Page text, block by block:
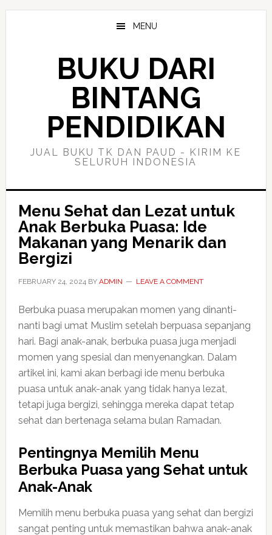
Skip
Skip
MENU
BUKU DARI
BINTANG
PENDIDIKAN
JUAL BUKU TK DAN PAUD - KIRIM KE
SELURUH INDONESIA
Menu Sehat dan Lezat untuk
Anak Berbuka Puasa: Ide
Makanan yang Menarik dan
Bergizi
FEBRUARY 24, 2024BY ADMIN LEAVE A COMMENT
Berbuka puasa merupakan momen yang dinanti-
nanti bagi umat Muslim setelah berpuasa sepanjang
hari. Bagi anak-anak, berbuka puasa juga menjadi
momen yang spesial dan menyenangkan. Dalam
artikel ini, kami akan berbagi ide menu berbuka
puasa untuk anak-anak yang tidak hanya lezat,
tetapi juga bergizi, sehingga mereka dapat tetap
sehat dan bertenaga selama bulan Ramadan.
Pentingnya Memilih Menu
Berbuka Puasa yang Sehat untuk
Anak-Anak
Memilih menu berbuka puasa yang sehat dan bergizi
sangat penting untuk memastikan bahwa anak-anak